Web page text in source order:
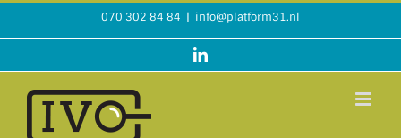
Ga
070 302 84 84 | info@platform31.nl
LinkedIn